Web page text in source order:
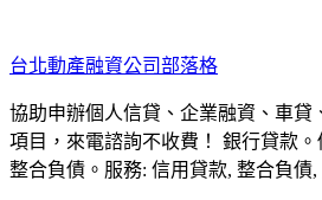
至
主
要
內
容
台北動產融資公司部落格
協助申辦個人信貸、企業融資、車貸
項目，來電諮詢不收費！ 銀行貸款。
整合負債。服務: 信用貸款, 整合負債,